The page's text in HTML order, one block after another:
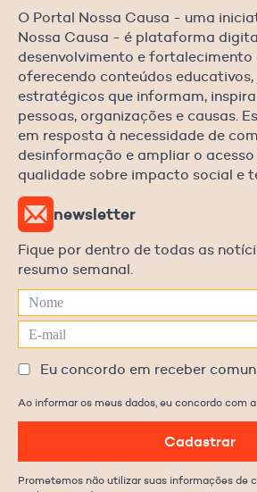
O Portal Nossa Causa - uma
Nossa Causa - é plataforma
desenvolvimento e fortalecimento
oferecendo conteúdos
estratégicos que informam,
pessoas, organizações e causas.
em resposta à necessidade de
desinformação e ampliar o
qualidade sobre impacto social e
newsletter
Fique por dentro de todas as
resumo semanal.
Eu concordo em receber
Ao informar os meus dados, eu concordo com
Cadastrar
Prometemos não utilizar suas informações de